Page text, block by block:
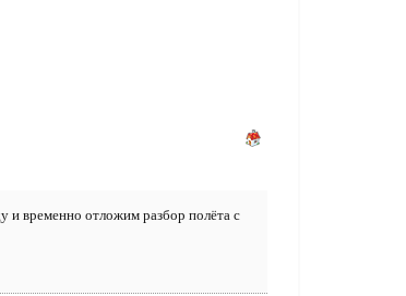
и временно отложим разбор полёта с